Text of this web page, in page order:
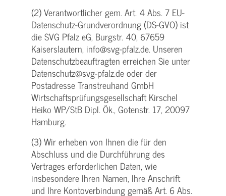
(2) Verantwortlicher gem. Art. 4 Abs. 7 EU-
Datenschutz-Grundverordnung (DS-GVO) ist
die SVG Pfalz eG, Burgstr. 40, 67659
Kaiserslautern, info@svg-pfalz.de. Unseren
Datenschutzbeauftragten erreichen Sie unter
Datenschutz@svg-pfalz.de oder der
Postadresse Transtreuhand GmbH
Wirtschaftsprüfungsgesellschaft Kirschel
Heiko WP/StB Dipl. Ök., Gotenstr. 17, 20097
Hamburg.
(3) Wir erheben von Ihnen die für den
Abschluss und die Durchführung des
Vertrages erforderlichen Daten, wie
insbesondere Ihren Namen, Ihre Anschrift
und Ihre Kontoverbindung gemäß Art. 6 Abs.